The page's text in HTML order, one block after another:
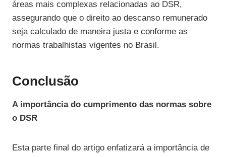
áreas mais complexas relacionadas ao DSR,
assegurando que o direito ao descanso remunerado
seja calculado de maneira justa e conforme as
normas trabalhistas vigentes no Brasil.
Conclusão
A importância do cumprimento das normas sobre
o DSR
Esta parte final do artigo enfatizará a importância de